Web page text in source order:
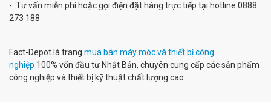
- Tư vấn miễn phí hoặc gọi điện đặt hàng trực tiếp tại hotline 0888
273 188
Fact-Depot là trang mua bán máy móc và thiết bị công
nghiệp 100% vốn đầu tư Nhật Bản, chuyên cung cấp các sản phẩm
công nghiệp và thiết bị kỹ thuật chất lượng cao.